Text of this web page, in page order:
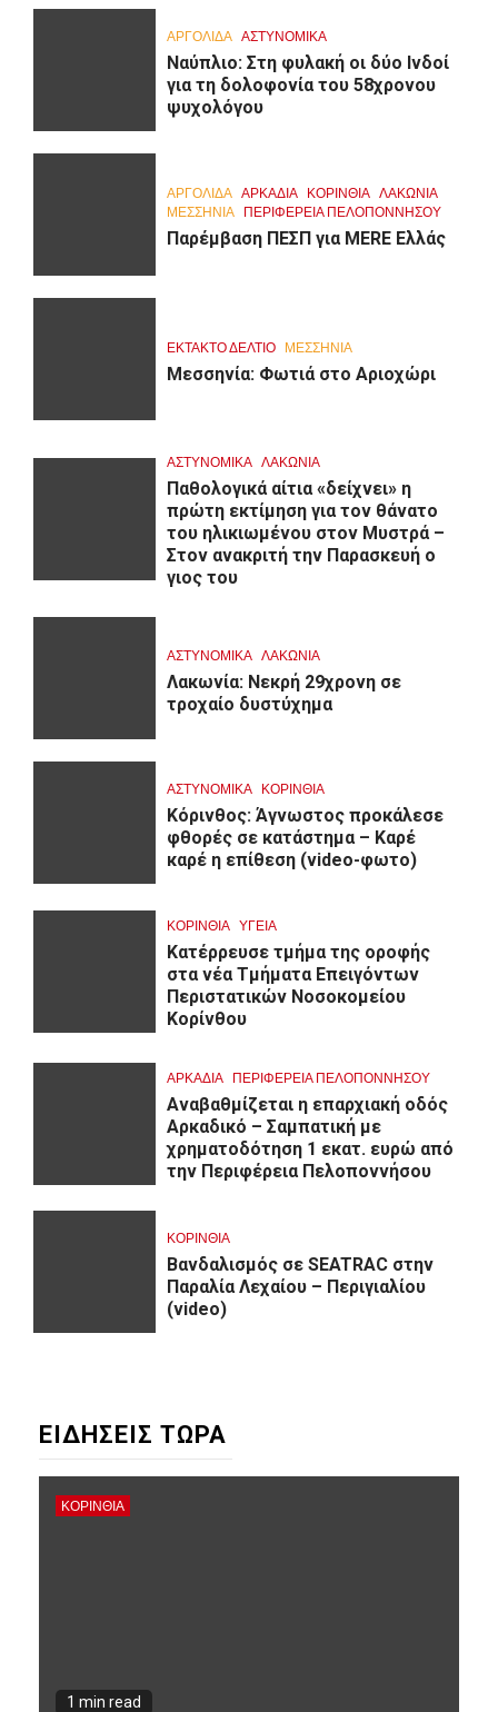
ΑΡΓΟΛΙΔΑ ΑΣΤΥΝΟΜΙΚΑ
Ναύπλιο: Στη φυλακή οι δύο Ινδοί
για τη δολοφονία του 58χρονου
ψυχολόγου
ΑΡΓΟΛΙΔΑ ΑΡΚΑΔΊΑ ΚΟΡΙΝΘΊΑ ΛΑΚΩΝΙΑ
ΜΕΣΣΗΝΙΑ ΠΕΡΙΦΈΡΕΙΑ ΠΕΛΟΠΟΝΝΉΣΟΥ
Παρέμβαση ΠΕΣΠ για MERE Ελλάς
ΕΚΤΑΚΤΟ ΔΕΛΤΙΟ ΜΕΣΣΗΝΙΑ
Μεσσηνία: Φωτιά στο Αριοχώρι
ΑΣΤΥΝΟΜΙΚΑ ΛΑΚΩΝΙΑ
Παθολογικά αίτια «δείχνει» η
πρώτη εκτίμηση για τον θάνατο
του ηλικιωμένου στον Μυστρά –
Στον ανακριτή την Παρασκευή ο
γιος του
ΑΣΤΥΝΟΜΙΚΑ ΛΑΚΩΝΙΑ
Λακωνία: Νεκρή 29χρονη σε
τροχαίο δυστύχημα
ΑΣΤΥΝΟΜΙΚΑ ΚΟΡΙΝΘΊΑ
Κόρινθος: Άγνωστος προκάλεσε
φθορές σε κατάστημα – Καρέ
καρέ η επίθεση (video-φωτο)
ΚΟΡΙΝΘΊΑ ΥΓΕΙΑ
Kατέρρευσε τμήμα της οροφής
στα νέα Τμήματα Επειγόντων
Περιστατικών Νοσοκομείου
Κορίνθου
ΑΡΚΑΔΊΑ ΠΕΡΙΦΈΡΕΙΑ ΠΕΛΟΠΟΝΝΉΣΟΥ
Αναβαθμίζεται η επαρχιακή οδός
Αρκαδικό – Σαμπατική με
χρηματοδότηση 1 εκατ. ευρώ από
την Περιφέρεια Πελοποννήσου
ΚΟΡΙΝΘΊΑ
Βανδαλισμός σε SEATRAC στην
Παραλία Λεχαίου – Περιγιαλίου
(video)
ΕΙΔΗΣΕΙΣ ΤΩΡΑ
ΚΟΡΙΝΘΊΑ
1 min read